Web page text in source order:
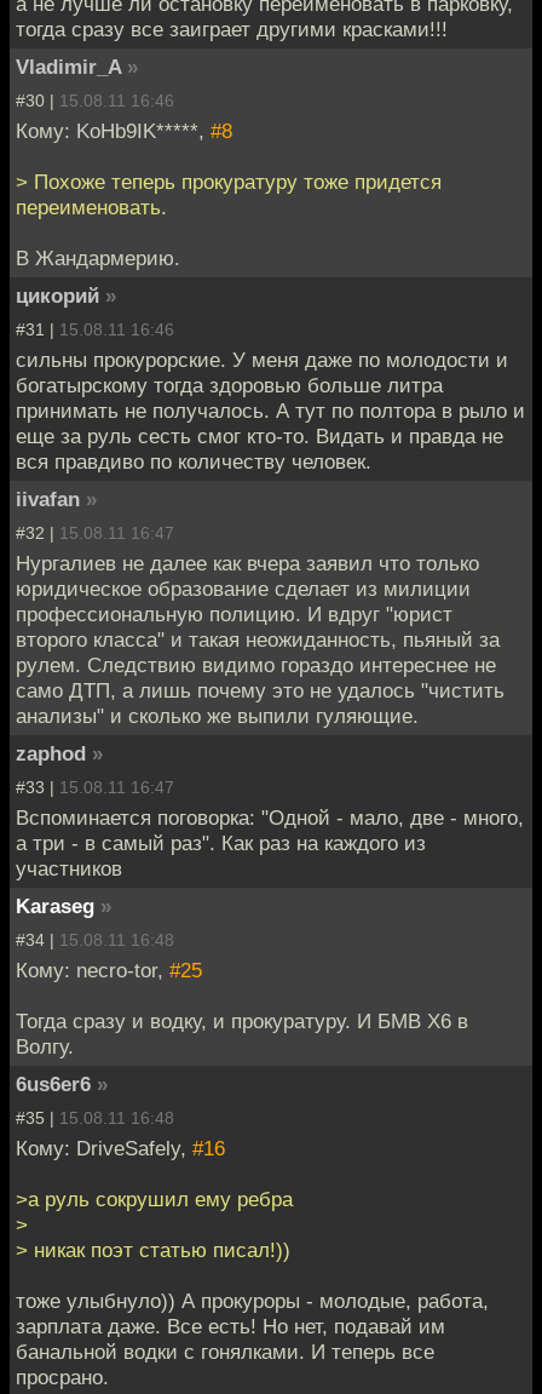
тогда сразу все заиграет другими красками!!!
Vladimir_A »
#30 | 15.08.11 16:46
Кому: KoHb9IK*****, #8
> Похоже теперь прокуратуру тоже придется
переименовать.
В Жандармерию.
цикорий »
#31 | 15.08.11 16:46
сильны прокурорские. У меня даже по молодости и
богатырскому тогда здоровью больше литра
принимать не получалось. А тут по полтора в рыло и
еще за руль сесть смог кто-то. Видать и правда не
вся правдиво по количеству человек.
iivafan »
#32 | 15.08.11 16:47
Нургалиев не далее как вчера заявил что только
юридическое образование сделает из милиции
профессиональную полицию. И вдруг "юрист
второго класса" и такая неожиданность, пьяный за
рулем. Следствию видимо гораздо интереснее не
само ДТП, а лишь почему это не удалось "чистить
анализы" и сколько же выпили гуляющие.
zaphod »
#33 | 15.08.11 16:47
Вспоминается поговорка: "Одной - мало, две - много,
а три - в самый раз". Как раз на каждого из
участников
Karaseg »
#34 | 15.08.11 16:48
Кому: necro-tor, #25
Тогда сразу и водку, и прокуратуру. И БМВ Х6 в
Волгу.
6us6er6 »
#35 | 15.08.11 16:48
Кому: DriveSafely, #16
>а руль сокрушил ему ребра
>
> никак поэт статью писал!))
тоже улыбнуло)) А прокуроры - молодые, работа,
зарплата даже. Все есть! Но нет, подавай им
банальной водки с гонялками. И теперь все
просрано.